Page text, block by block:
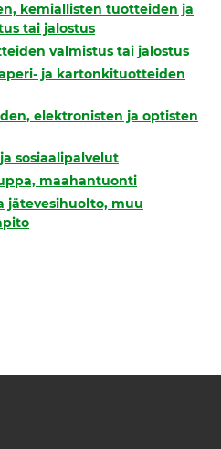
kemiallisten tuotteiden ja
tai jalostus
valmistus tai jalostus
ja kartonkituotteiden
elektronisten ja optisten
sosiaalipalvelut
maahantuonti
jätevesihuolto, muu